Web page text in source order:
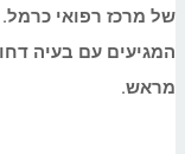
של מרכז רפואי
המגיעים עם בעיה
מראש.